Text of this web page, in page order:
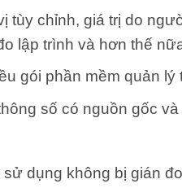
chỉnh, giá trị do
lập trình và hơn thế
gói phần mềm quản lý
số có nguồn gốc và
dụng không bị gián